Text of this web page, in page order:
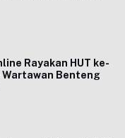
Rayakan HUT ke-
Benteng